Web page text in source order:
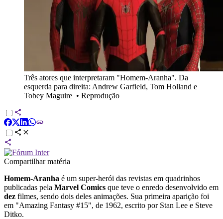
Três atores que interpretaram "Homem-Aranha". Da
esquerda para direita: Andrew Garfield, Tom Holland e
Tobey Maguire • Reprodução
Compartilhar matéria
Homem-Aranha é um super-herói das revistas em quadrinhos
publicadas pela Marvel Comics que teve o enredo desenvolvido em
dez filmes, sendo dois deles animações. Sua primeira aparição foi
em "Amazing Fantasy #15", de 1962, escrito por Stan Lee e Steve
Ditko.